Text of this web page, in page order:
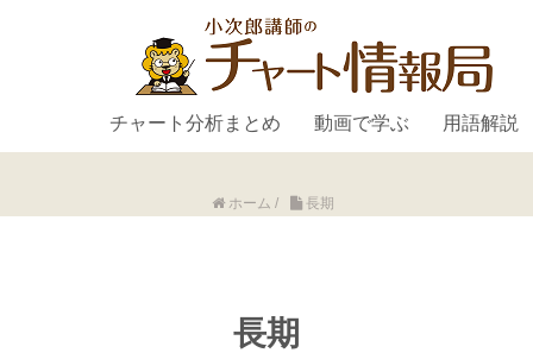
チャート分析まとめ 動画で学ぶ 用語解説
ホーム / 長期
長期